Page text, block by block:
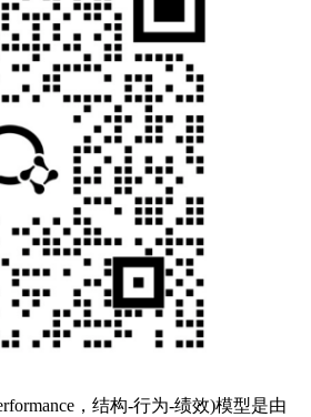
，结构-行为-绩效)模型是由